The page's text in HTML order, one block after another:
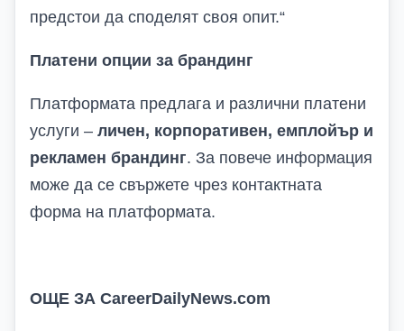
предстои да споделят своя опит.“
Платени опции за брандинг
Платформата предлага и различни платени
услуги – личен, корпоративен, емплойър и
рекламен брандинг. За повече информация
може да се свържете чрез контактната
форма на платформата.
ОЩЕ ЗА CareerDailyNews.com